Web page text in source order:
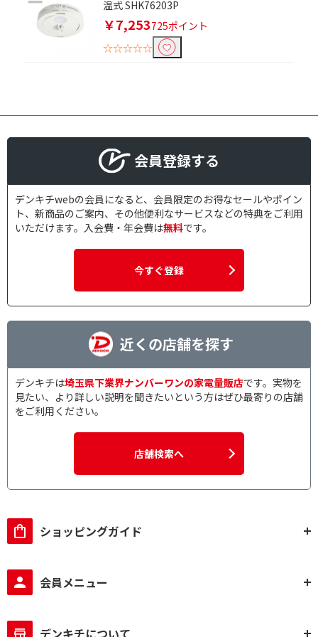
温式 SHK76203P
￥7,253725ポイント
☆☆☆☆☆
会員登録する
デンキチwebの会員になると、会員限定のお得なセールやポイン
ト、新商品のご案内、その他便利なサービスなどの特典をご利用
いただけます。入会費・年会費は無料です。
今すぐ登録
近くの店舗を探す
デンキチは埼玉県下業界ナンバーワンの家電量販店です。実物を
見たい、より詳しい説明を聞きたいという方はぜひ最寄りの店舗
をご利用ください。
店舗検索へ
ショッピングガイド
会員メニュー
デンキチについて